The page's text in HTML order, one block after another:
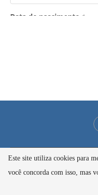
@2021 -
Este site utiliza cookies para
você concorda com isso, mas